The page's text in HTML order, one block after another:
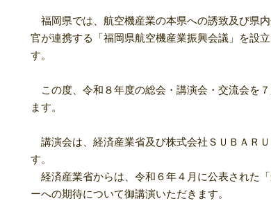
福岡県では、航空機産業の本県への誘致及び県
官が連携する「福岡県航空機産業振興会議」を設
す。
この度、令和８年度の総会・講演会・交流会を
ます。
講演会は、経済産業省及び株式会社ＳＵＢＡＲ
す。
経済産業省からは、令和６年４月に公表された
ーへの期待について御講演いただきます。